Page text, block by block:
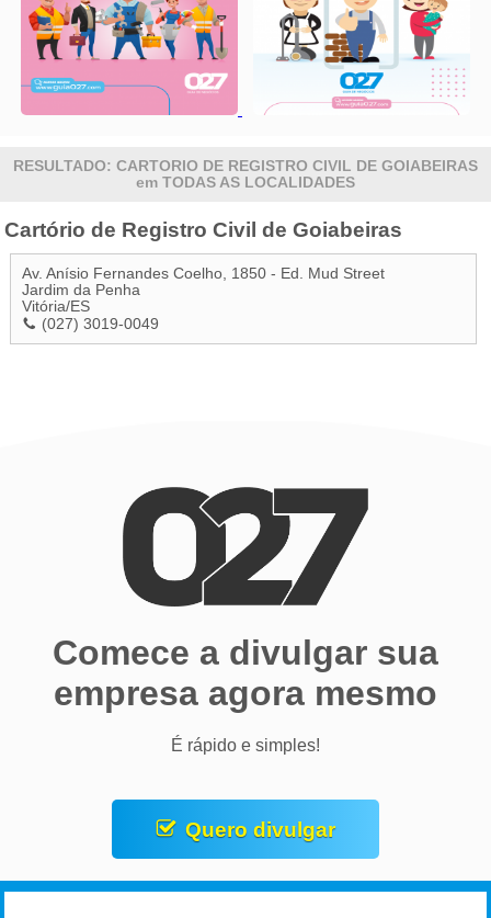
RESULTADO: CARTORIO DE REGISTRO CIVIL DE GOIABEIRAS
em TODAS AS LOCALIDADES
Cartório de Registro Civil de Goiabeiras
Av. Anísio Fernandes Coelho, 1850 - Ed. Mud Street
Jardim da Penha
Vitória/ES
(027) 3019-0049
Comece a divulgar sua
empresa agora mesmo
É rápido e simples!
Quero divulgar